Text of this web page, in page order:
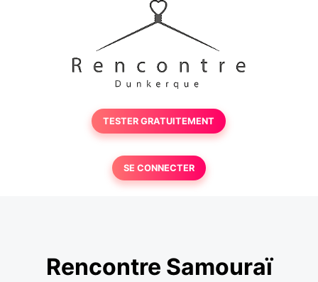
TESTER GRATUITEMENT
SE CONNECTER
Rencontre Samouraï